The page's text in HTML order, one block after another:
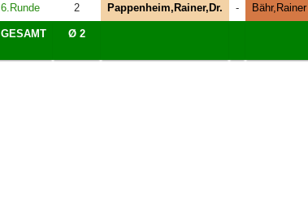
6.Runde 2 Pappenheim,Rainer,Dr. - Bähr,Rainer
GESAMT Ø 2